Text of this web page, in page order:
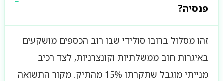
פנסיה?
זהו מסלול ברובו סולידי שבו רוב הכספים מושקעים
באיגרות חוב ממשלתיות וקונצרניות, לצד רכיב
מנייתי מוגבל שתקרתו 15% מהתיק. מקור התשואה